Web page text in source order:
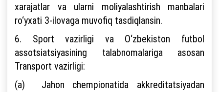
xarajatlar va ularni moliyalashtirish manbalari
ro‘yxati 3-ilovaga muvofiq tasdiqlansin.
6. Sport vazirligi va O‘zbekiston futbol
assotsiatsiyasining talabnomalariga asosan
Transport vazirligi:
(a) Jahon chempionatida akkreditatsiyadan